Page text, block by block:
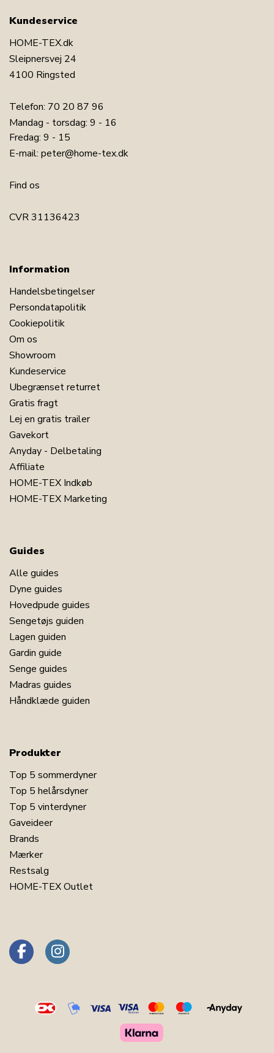
Kundeservice
HOME-TEX.dk
Sleipnersvej 24
4100 Ringsted
Telefon: 70 20 87 96
Mandag - torsdag: 9 - 16
Fredag: 9 - 15
E-mail: peter@home-tex.dk
Find os
CVR 31136423
Information
Handelsbetingelser
Persondatapolitik
Cookiepolitik
Om os
Showroom
Kundeservice
Ubegrænset returret
Gratis fragt
Lej en gratis trailer
Gavekort
Anyday - Delbetaling
Affiliate
HOME-TEX Indkøb
HOME-TEX Marketing
Guides
Alle guides
Dyne guides
Hovedpude guides
Sengetøjs guiden
Lagen guiden
Gardin guide
Senge guides
Madras guides
Håndklæde guiden
Produkter
Top 5 sommerdyner
Top 5 helårsdyner
Top 5 vinterdyner
Gaveideer
Brands
Mærker
Restsalg
HOME-TEX Outlet